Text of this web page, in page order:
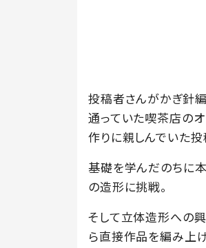
投稿者さんがかぎ針
通っていた喫茶店の
作りに親しんでいた
基礎を学んだのちに
の造形に挑戦。
そして立体造形への
ら直接作品を編み上げ